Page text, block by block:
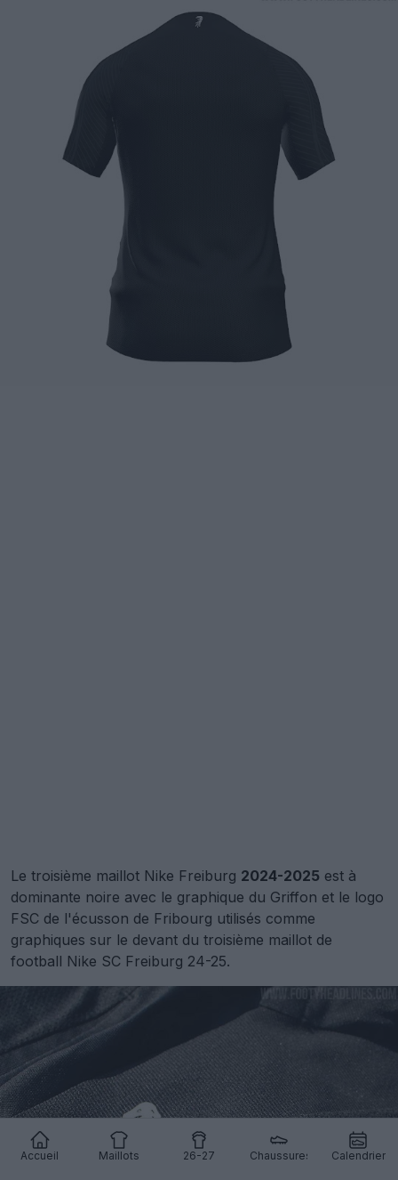
Accueil Maillots 26-27 Chaussures Calendrier
Le troisième maillot Nike Freiburg 2024-2025 est à
dominante noire avec le graphique du Griffon et le logo
FSC de l'écusson de Fribourg utilisés comme
graphiques sur le devant du troisième maillot de
football Nike SC Freiburg 24-25.